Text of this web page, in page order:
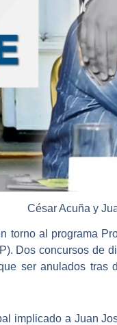
César Acuña y
torno al programa
Dos concursos de
ser anulados
implicado a Juan